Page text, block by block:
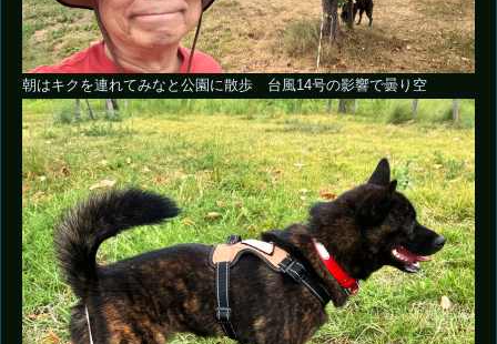
朝はキクを連れてみなと公園に散歩 台風14号の影響で曇り空